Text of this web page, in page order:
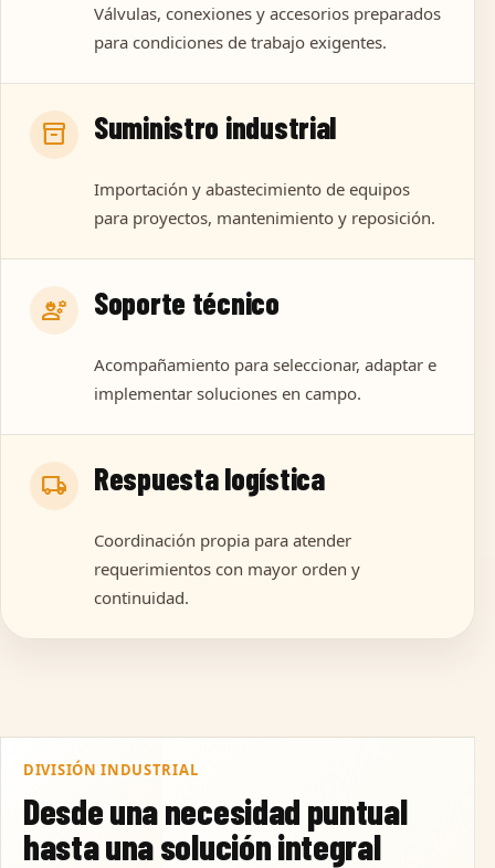
Válvulas, conexiones y accesorios preparados
para condiciones de trabajo exigentes.
inventory_2 Suministro industrial
Importación y abastecimiento de equipos
para proyectos, mantenimiento y reposición.
engineering Soporte técnico
Acompañamiento para seleccionar, adaptar e
implementar soluciones en campo.
local_shipping Respuesta logística
Coordinación propia para atender
requerimientos con mayor orden y
continuidad.
DIVISIÓN INDUSTRIAL
Desde una necesidad puntual
hasta una solución integral